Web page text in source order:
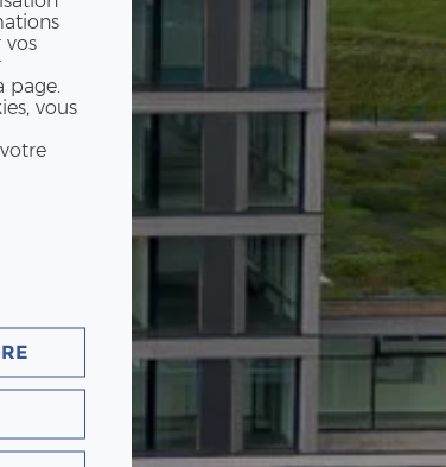
vos
page.
vous